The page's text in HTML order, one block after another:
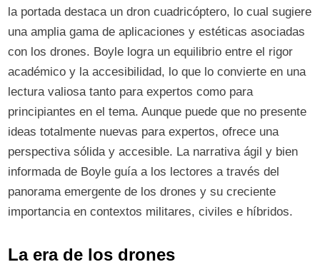
la portada destaca un dron cuadricóptero, lo cual sugiere
una amplia gama de aplicaciones y estéticas asociadas
con los drones. Boyle logra un equilibrio entre el rigor
académico y la accesibilidad, lo que lo convierte en una
lectura valiosa tanto para expertos como para
principiantes en el tema. Aunque puede que no presente
ideas totalmente nuevas para expertos, ofrece una
perspectiva sólida y accesible. La narrativa ágil y bien
informada de Boyle guía a los lectores a través del
panorama emergente de los drones y su creciente
importancia en contextos militares, civiles e híbridos.
La era de los drones